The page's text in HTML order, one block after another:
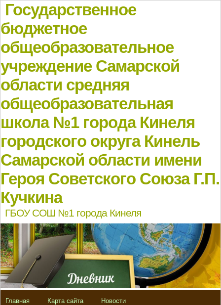
Государственное
бюджетное
общеобразовательное
учреждение Самарской
области средняя
общеобразовательная
школа №1 города Кинеля
городского округа Кинель
Самарской области имени
Героя Советского Союза Г.П.
Кучкина
ГБОУ СОШ №1 города Кинеля
Главная Карта сайта Новости